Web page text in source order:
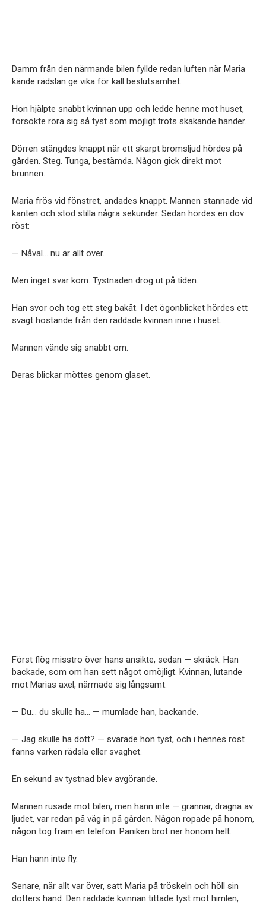
Damm från den närmande bilen fyllde redan luften när Maria
kände rädslan ge vika för kall beslutsamhet.
Hon hjälpte snabbt kvinnan upp och ledde henne mot huset,
försökte röra sig så tyst som möjligt trots skakande händer.
Dörren stängdes knappt när ett skarpt bromsljud hördes på
gården. Steg. Tunga, bestämda. Någon gick direkt mot
brunnen.
Maria frös vid fönstret, andades knappt. Mannen stannade vid
kanten och stod stilla några sekunder. Sedan hördes en dov
röst:
— Nåväl… nu är allt över.
Men inget svar kom. Tystnaden drog ut på tiden.
Han svor och tog ett steg bakåt. I det ögonblicket hördes ett
svagt hostande från den räddade kvinnan inne i huset.
Mannen vände sig snabbt om.
Deras blickar möttes genom glaset.
Först flög misstro över hans ansikte, sedan — skräck. Han
backade, som om han sett något omöjligt. Kvinnan, lutande
mot Marias axel, närmade sig långsamt.
— Du… du skulle ha… — mumlade han, backande.
— Jag skulle ha dött? — svarade hon tyst, och i hennes röst
fanns varken rädsla eller svaghet.
En sekund av tystnad blev avgörande.
Mannen rusade mot bilen, men hann inte — grannar, dragna av
ljudet, var redan på väg in på gården. Någon ropade på honom,
någon tog fram en telefon. Paniken bröt ner honom helt.
Han hann inte fly.
Senare, när allt var över, satt Maria på tröskeln och höll sin
dotters hand. Den räddade kvinnan tittade tyst mot himlen,